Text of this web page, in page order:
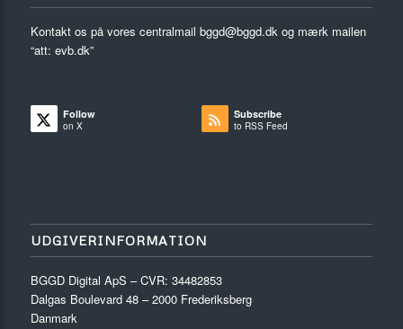
Kontakt os på vores centralmail bggd@bggd.dk og mærk mailen
“att: evb.dk”
Follow
on X
Subscribe
to RSS Feed
UDGIVERINFORMATION
BGGD Digital ApS – CVR: 34482853
Dalgas Boulevard 48 – 2000 Frederiksberg
Danmark